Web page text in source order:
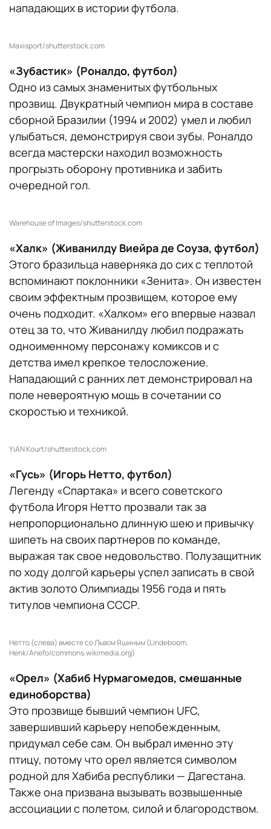
нападающих в истории футбола.
Maxisport/shutterstock.com
«Зубастик» (Роналдо, футбол)
Одно из самых знаменитых футбольных
прозвищ. Двукратный чемпион мира в составе
сборной Бразилии (1994 и 2002) умел и любил
улыбаться, демонстрируя свои зубы. Роналдо
всегда мастерски находил возможность
прогрызть оборону противника и забить
очередной гол.
Warehouse of Images/shutterstock.com
«Халк» (Живанилду Виейра де Соуза, футбол)
Этого бразильца наверняка до сих с теплотой
вспоминают поклонники «Зенита». Он известен
своим эффектным прозвищем, которое ему
очень подходит. «Халком» его впервые назвал
отец за то, что Живанилду любил подражать
одноименному персонажу комиксов и с
детства имел крепкое телосложение.
Нападающий с ранних лет демонстрировал на
поле невероятную мощь в сочетании со
скоростью и техникой.
YiAN Kourt/shutterstock.com
«Гусь» (Игорь Нетто, футбол)
Легенду «Спартака» и всего советского
футбола Игоря Нетто прозвали так за
непропорционально длинную шею и привычку
шипеть на своих партнеров по команде,
выражая так свое недовольство. Полузащитник
по ходу долгой карьеры успел записать в свой
актив золото Олимпиады 1956 года и пять
титулов чемпиона СССР.
Нетто (слева) вместе со Львом Яшиным (Lindeboom,
Henk/Anefo/commons.wikimedia.org)
«Орел» (Хабиб Нурмагомедов, смешанные
единоборства)
Это прозвище бывший чемпион UFC,
завершивший карьеру непобежденным,
придумал себе сам. Он выбрал именно эту
птицу, потому что орел является символом
родной для Хабиба республики — Дагестана.
Также она призвана вызывать возвышенные
ассоциации с полетом, силой и благородством.